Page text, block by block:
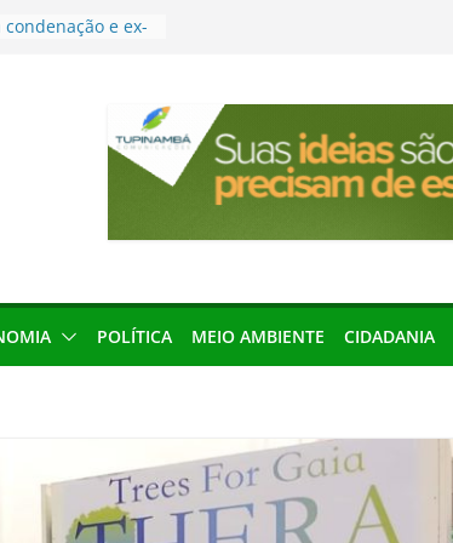
e ex-
podem barrar
de 2026 no
Amazônia
em São
discurso de
defesa do
públicaPOLÍTICA MEIO AMBIENTE CIDADANIA